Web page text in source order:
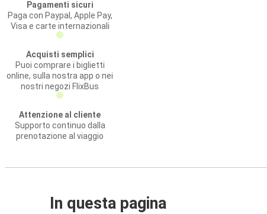
Pagamenti sicuri
Paga con Paypal, Apple Pay,
Visa e carte internazionali
Acquisti semplici
Puoi comprare i biglietti
online, sulla nostra app o nei
nostri negozi FlixBus
Attenzione al cliente
Supporto continuo dalla
prenotazione al viaggio
In questa pagina